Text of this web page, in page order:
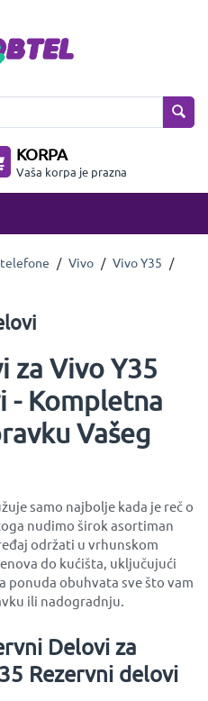
KORPA
Vaša korpa je prazna
/ Vivo / Vivo Y35 /
za Vivo Y35
- Kompletna
Vašeg
samo najbolje kada je reč o
nudimo širok asortiman
održati u vrhunskom
do kućišta, uključujući
ponuda obuhvata sve što vam
ili nadogradnju.
Delovi za
Rezervni delovi